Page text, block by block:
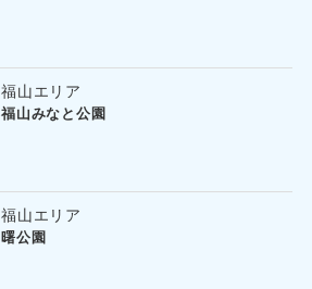
福山エリア
福山みなと公園
福山エリア
曙公園